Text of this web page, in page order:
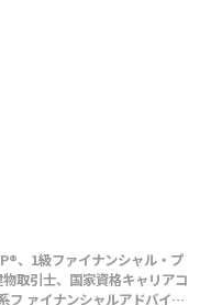
、1級ファイナンシャル・プ
取引⼠、国家資格キャリアコ
フ ァイナンシャルアドバイザ